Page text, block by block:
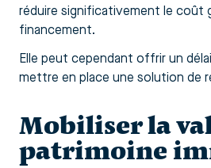
réduire significativement le coût
financement.
Elle peut cependant offrir un
mettre en place une solution de
Mobiliser la
patrimoine